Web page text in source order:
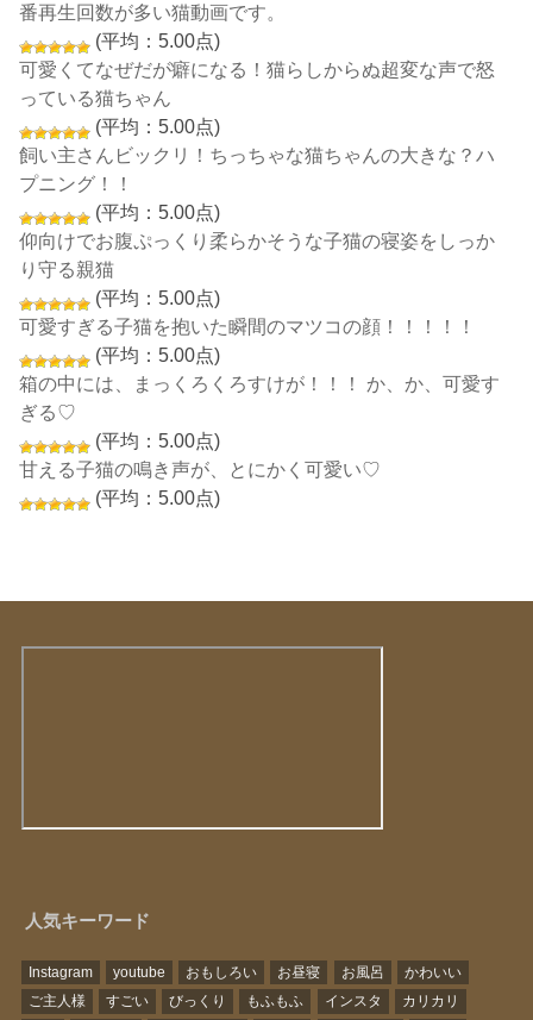
番再生回数が多い猫動画です。
(平均：5.00点)
可愛くてなぜだが癖になる！猫らしからぬ超変な声で怒
っている猫ちゃん
(平均：5.00点)
飼い主さんビックリ！ちっちゃな猫ちゃんの大きな？ハ
プニング！！
(平均：5.00点)
仰向けでお腹ぷっくり柔らかそうな子猫の寝姿をしっか
り守る親猫
(平均：5.00点)
可愛すぎる子猫を抱いた瞬間のマツコの顔！！！！！
(平均：5.00点)
箱の中には、まっくろくろすけが！！！ か、か、可愛す
ぎる♡
(平均：5.00点)
甘える子猫の鳴き声が、とにかく可愛い♡
(平均：5.00点)
人気キーワード
Instagram youtube おもしろい お昼寝 お風呂
かわいい
ご主人様
すごい びっくり もふもふ インスタ
カリカリ